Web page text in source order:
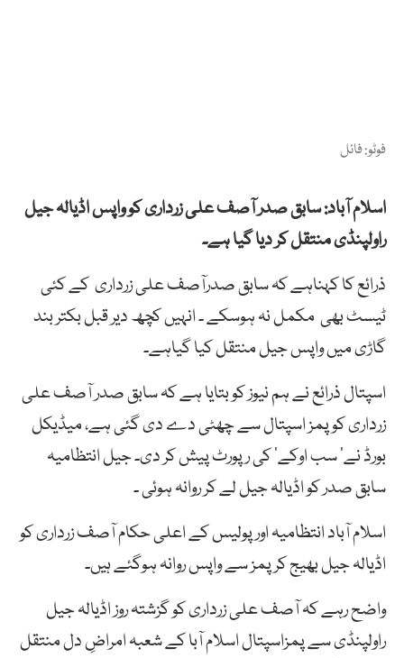
فوٹو: فائل
اسلام آباد: سابق صدر آصف علی زرداری کو واپس اڈیالہ جیل
راولپنڈی منتقل کر دیا گیا ہے۔
ذرائع کا کہناہے کہ سابق صدرآصف علی زرداری کے کئی
ٹیسٹ بھی مکمل نہ ہوسکے ۔ انہیں کچھ دیر قبل بکتر بند
گاڑی میں واپس جیل منتقل کیا گیاہے۔
اسپتال ذرائع نے ہم نیوز کو بتایا ہے کہ سابق صدر آصف علی
زرداری کو پمز اسپتال سے چھٹی دے دی گئی ہے، میڈیکل
بورڈ نے’ سب اوکے‘ کی رپورٹ پیش کر دی۔ جیل انتظامیہ
سابق صدر کو اڈیالہ جیل لے کر روانہ ہوئی ۔
اسلام آباد انتظامیہ اور پولیس کے اعلی حکام آصف زرداری کو
اڈیالہ جیل بھیج کر پمز سے واپس روانہ ہوگئے ہیں۔
واضح رہے کہ آصف علی زرداری کو گزشتہ روز اڈیالہ جیل
راولپنڈی سے پمزاسپتال اسلام آبا کے شعبہ امراضِ دل منتقل